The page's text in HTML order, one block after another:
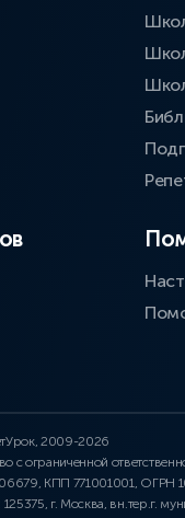
2009-2026
с ограниченной
КПП 771001001, ОГРН
г. Москва, вн.тер.г.